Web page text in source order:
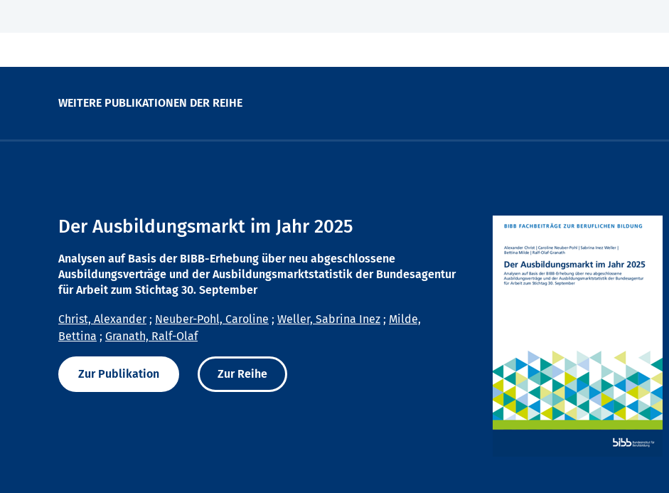
WEITERE PUBLIKATIONEN DER REIHE
Der Ausbildungsmarkt im Jahr 2025
Analysen auf Basis der BIBB-Erhebung über neu abgeschlossene
Ausbildungsverträge und der Ausbildungsmarktstatistik der Bundesagentur
für Arbeit zum Stichtag 30. September
Christ, Alexander ; Neuber-Pohl, Caroline ; Weller, Sabrina Inez ; Milde,
Bettina ; Granath, Ralf-Olaf
Zur Publikation Zur Reihe